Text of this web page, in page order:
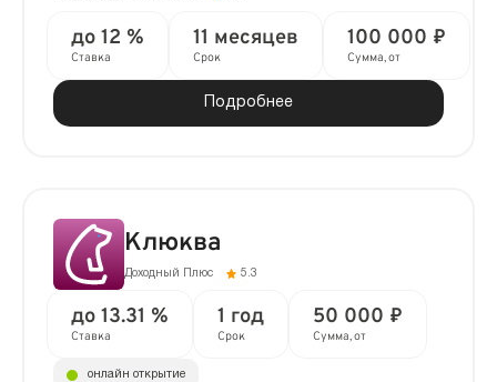
до 12 %
Ставка
11 месяцев
Срок
100 000 ₽
Сумма, от
Подробнее
Клюква
Доходный Плюс 5.3
до 13.31 %
Ставка
1 год
Срок
50 000 ₽
Сумма, от
онлайн открытие